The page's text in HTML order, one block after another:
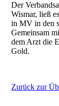
Der
Wismar, ließ
in MV in den
Gemeinsam
dem Arzt die
Gold.
Zurück zur